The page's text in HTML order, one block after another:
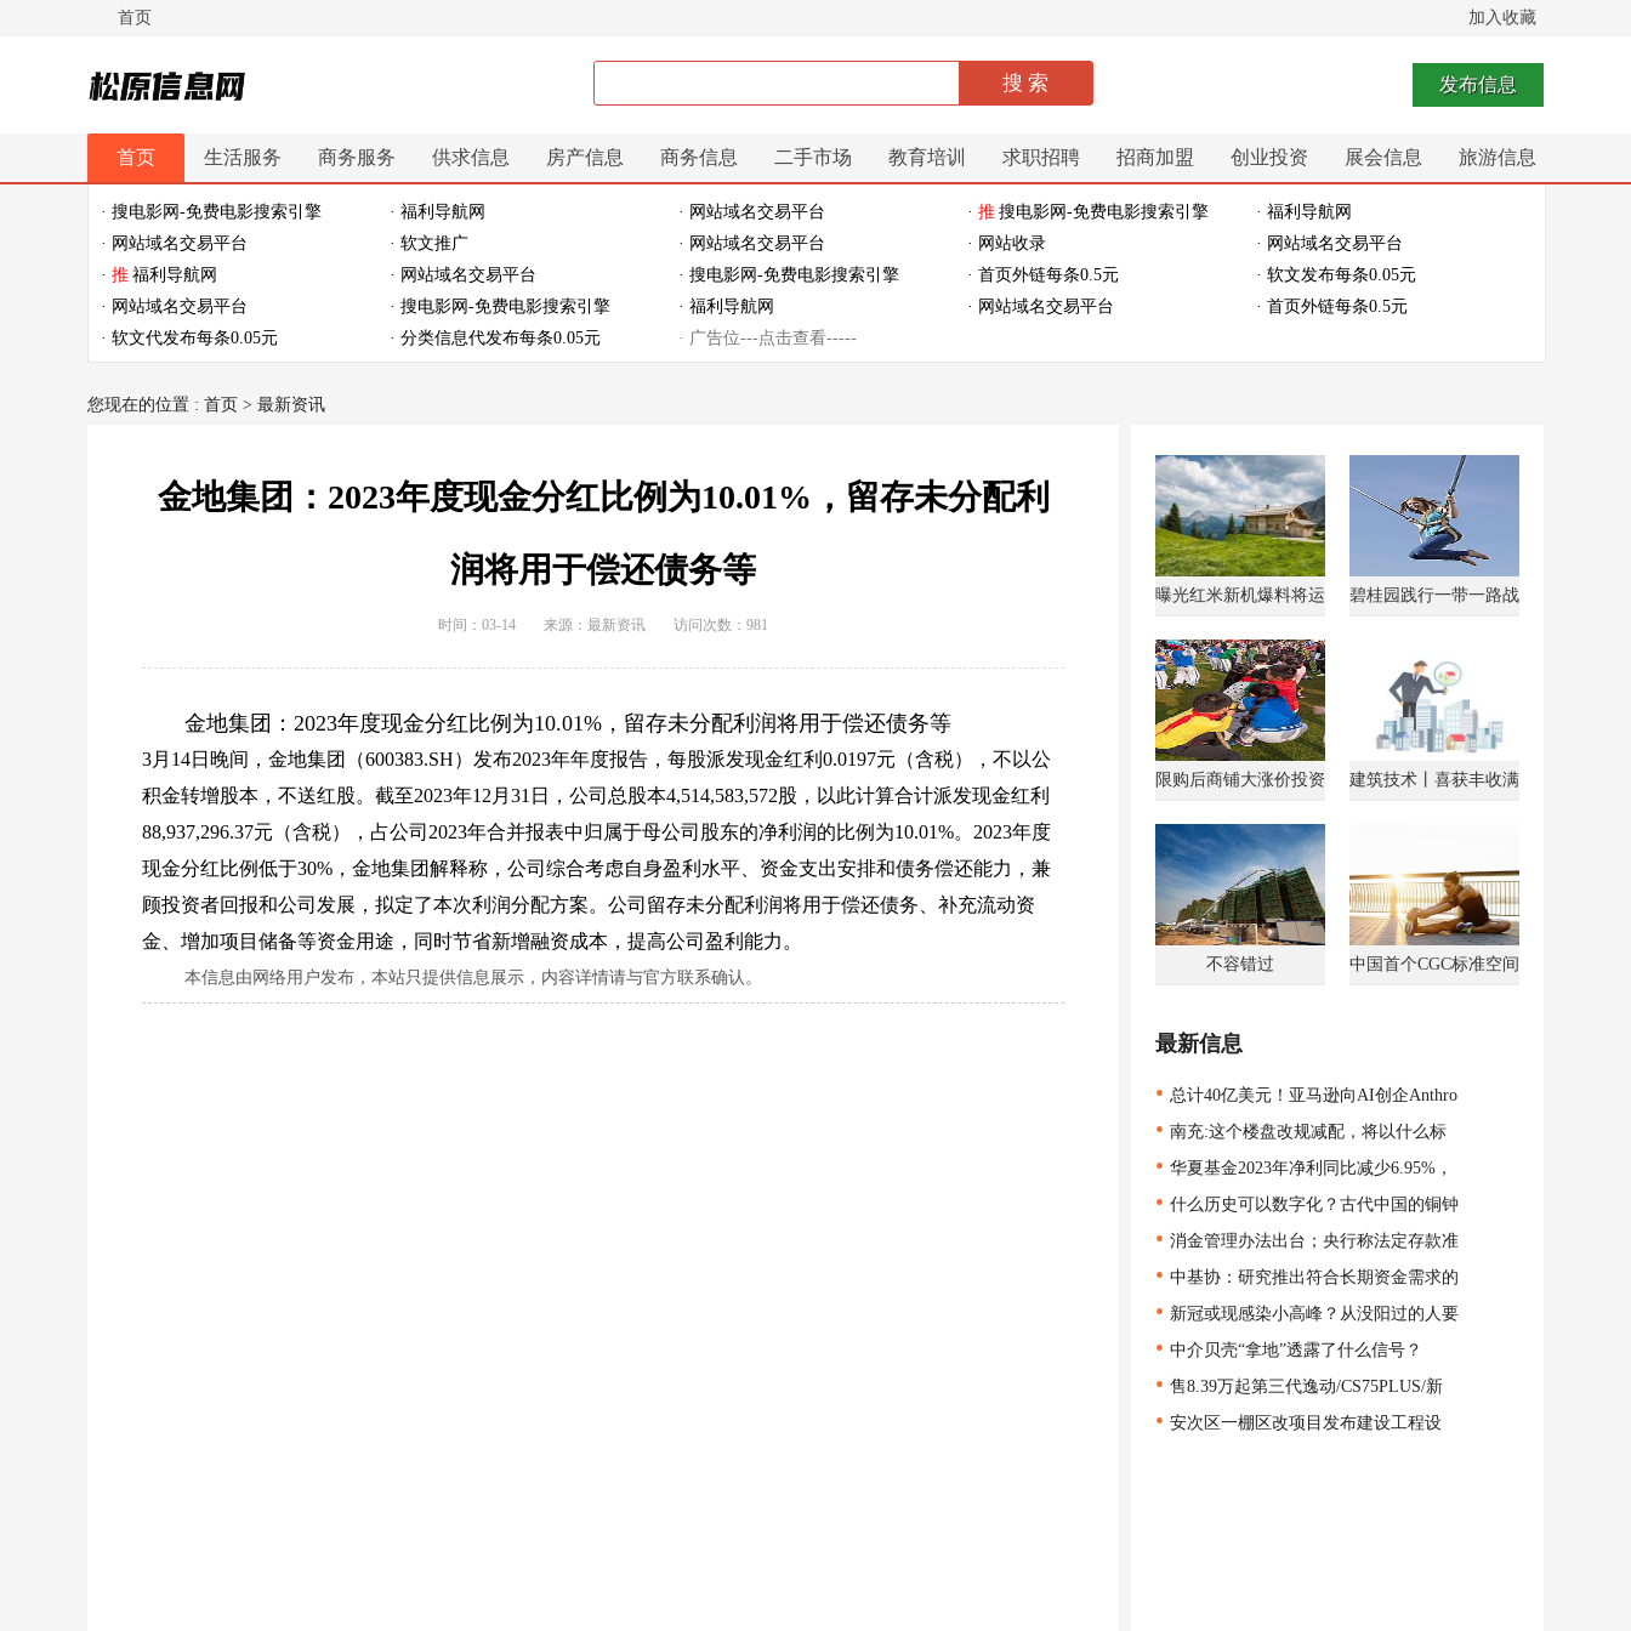
首页 加入收藏
松原信息网 发布信息
首页 生活服务 商务服务 供求信息 房产信息 商务信息 二手市场 教育培训 求职招聘 招商加盟 创业投资 展会信息 旅游信息
休闲娱乐 体育健身 最新资讯 最新推文
· 搜电影网-免费电影搜索引擎 · 福利导航网 · 网站域名交易平台 · 推 搜电影网-免费电影搜索引擎
· 福利导航网
· 网站域名交易平台
· 软文推广 · 网站域名交易平台 · 网站收录
· 网站域名交易平台
· 推 福利导航网 · 网站域名交易平台 · 搜电影网-免费电影搜索引擎 · 首页外链每条0.5元
· 软文发布每条0.05元
· 网站域名交易平台
· 搜电影网-免费电影搜索引擎 · 福利导航网 · 网站域名交易平台
· 首页外链每条0.5元
· 软文代发布每条0.05元
· 分类信息代发布每条0.05元 · 广告位---点击查看-----
您现在的位置 : 首页 > 最新资讯
金地集团：2023年度现金分红比例为10.01%，留存未分配利
润将用于偿还债务等
时间：03-14 来源： 最新资讯 访问次数：981
金地集团：2023年度现金分红比例为10.01%，留存未分配利润将用于偿还债务等
3月14日晚间，金地集团（600383.SH）发布2023年年度报告，每股派发现金红利0.0197元（含税），不以公
积金转增股本，不送红股。截至2023年12月31日，公司总股本4,514,583,572股，以此计算合计派发现金红利
88,937,296.37元（含税），占公司2023年合并报表中归属于母公司股东的净利润的比例为10.01%。2023年度
现金分红比例低于30%，金地集团解释称，公司综合考虑自身盈利水平、资金支出安排和债务偿还能力，兼
顾投资者回报和公司发展，拟定了本次利润分配方案。公司留存未分配利润将用于偿还债务、补充流动资
金、增加项目储备等资金用途，同时节省新增融资成本，提高公司盈利能力。
本信息由网络用户发布， 本站只提供信息展示，内容详情请与官方联系确认。
曝光红米新机爆料将运 碧桂园践行一带一路战
限购后商铺大涨价投资 建筑技术丨喜获丰收满
不容错过 中国首个CGC标准空间
最新信息
• 总计40亿美元！亚马逊向AI创企Anthro
• 南充:这个楼盘改规减配，将以什么标
• 华夏基金2023年净利同比减少6.95%，
• 什么历史可以数字化？古代中国的铜钟
• 消金管理办法出台；央行称法定存款准
• 中基协：研究推出符合长期资金需求的
• 新冠或现感染小高峰？从没阳过的人要
• 中介贝壳“拿地”透露了什么信号？
• 售8.39万起第三代逸动/CS75PLUS/新
• 安次区一棚区改项目发布建设工程设